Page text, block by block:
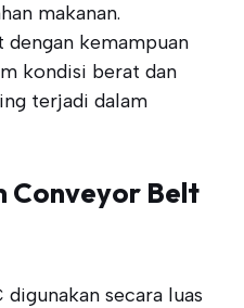
makanan.
dengan kemampuan
kondisi berat dan
terjadi dalam
Conveyor Belt
secara luas